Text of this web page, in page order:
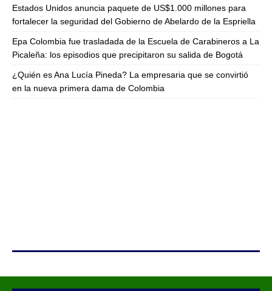
Estados Unidos anuncia paquete de US$1.000 millones para
fortalecer la seguridad del Gobierno de Abelardo de la Espriella
Epa Colombia fue trasladada de la Escuela de Carabineros a La
Picaleña: los episodios que precipitaron su salida de Bogotá
¿Quién es Ana Lucía Pineda? La empresaria que se convirtió
en la nueva primera dama de Colombia